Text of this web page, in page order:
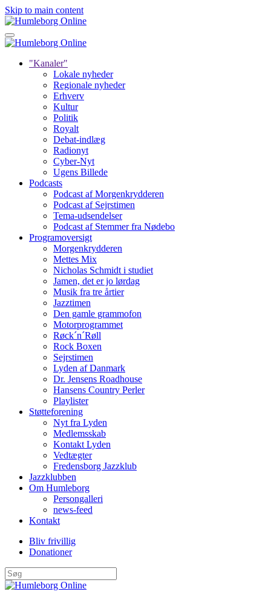
Skip to main content
"Kanaler"
Lokale nyheder
Regionale nyheder
Erhverv
Kultur
Politik
Royalt
Debat-indlæg
Radionyt
Cyber-Nyt
Ugens Billede
Podcasts
Podcast af Morgenkrydderen
Podcast af Sejrstimen
Tema-udsendelser
Podcast af Stemmer fra Nødebo
Programoversigt
Morgenkrydderen
Mettes Mix
Nicholas Schmidt i studiet
Jamen, det er jo lørdag
Musik fra tre årtier
Jazztimen
Den gamle grammofon
Motorprogrammet
Røck´n´Røll
Rock Boxen
Sejrstimen
Lyden af Danmark
Dr. Jensens Roadhouse
Hansens Country Perler
Playlister
Støtteforening
Nyt fra Lyden
Medlemsskab
Kontakt Lyden
Vedtægter
Fredensborg Jazzklub
Jazzklubben
Om Humleborg
Persongalleri
news-feed
Kontakt
Bliv frivillig
Donationer